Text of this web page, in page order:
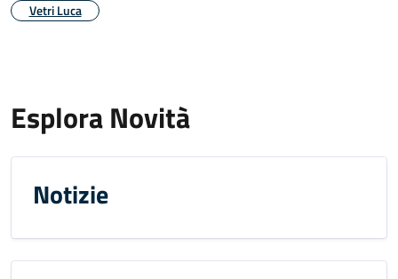
Vetri Luca
Esplora Novità
Notizie